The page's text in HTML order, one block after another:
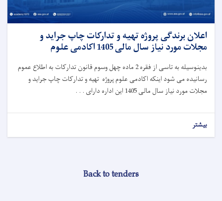
اعلان برندگی پروژه تهیه و تدارکات چاپ جراید و
مجلات مورد نیاز سال مالی 1405 اکادمی علوم
بدینوسیله به تاسی از فقره 2 ماده چهل وسوم قانون تدارکات به اطلاع عموم
رسانیده می شود اینکه اکادمی علوم پروژه تهیه و تدارکات چاپ جراید و
مجلات مورد نیاز سال مالی 1405 این اداره دارای . . .
بیشتر
Back to tenders